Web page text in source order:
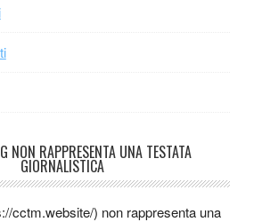
NON RAPPRESENTA UNA TESTATA
GIORNALISTICA
cctm.website/) non rappresenta una